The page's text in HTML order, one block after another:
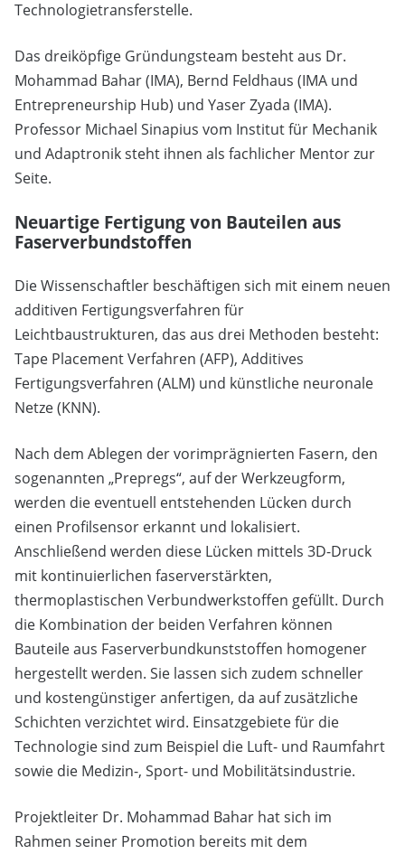
Technologietransferstelle.
Das dreiköpfige Gründungsteam besteht aus Dr.
Mohammad Bahar (IMA), Bernd Feldhaus (IMA und
Entrepreneurship Hub) und Yaser Zyada (IMA).
Professor Michael Sinapius vom Institut für Mechanik
und Adaptronik steht ihnen als fachlicher Mentor zur
Seite.
Neuartige Fertigung von Bauteilen aus
Faserverbundstoffen
Die Wissenschaftler beschäftigen sich mit einem neuen
additiven Fertigungsverfahren für
Leichtbaustrukturen, das aus drei Methoden besteht:
Tape Placement Verfahren (AFP), Additives
Fertigungsverfahren (ALM) und künstliche neuronale
Netze (KNN).
Nach dem Ablegen der vorimprägnierten Fasern, den
sogenannten „Prepregs“, auf der Werkzeugform,
werden die eventuell entstehenden Lücken durch
einen Profilsensor erkannt und lokalisiert.
Anschließend werden diese Lücken mittels 3D-Druck
mit kontinuierlichen faserverstärkten,
thermoplastischen Verbundwerkstoffen gefüllt. Durch
die Kombination der beiden Verfahren können
Bauteile aus Faserverbundkunststoffen homogener
hergestellt werden. Sie lassen sich zudem schneller
und kostengünstiger anfertigen, da auf zusätzliche
Schichten verzichtet wird. Einsatzgebiete für die
Technologie sind zum Beispiel die Luft- und Raumfahrt
sowie die Medizin-, Sport- und Mobilitätsindustrie.
Projektleiter Dr. Mohammad Bahar hat sich im
Rahmen seiner Promotion bereits mit dem